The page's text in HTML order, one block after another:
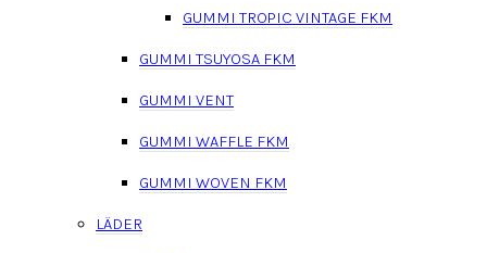
GUMMI TROPIC VINTAGE FKM
GUMMI TSUYOSA FKM
GUMMI VENT
GUMMI WAFFLE FKM
GUMMI WOVEN FKM
LÄDER